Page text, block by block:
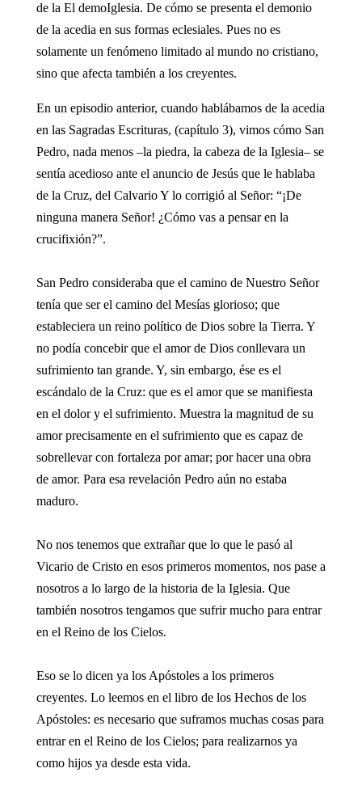
de la El demoIglesia. De cómo se presenta el demonio
de la acedia en sus formas eclesiales. Pues no es
solamente un fenómeno limitado al mundo no cristiano,
sino que afecta también a los creyentes.
En un episodio anterior, cuando hablábamos de la acedia
en las Sagradas Escrituras, (capítulo 3), vimos cómo San
Pedro, nada menos –la piedra, la cabeza de la Iglesia– se
sentía acedioso ante el anuncio de Jesús que le hablaba
de la Cruz, del Calvario Y lo corrigió al Señor: “¡De
ninguna manera Señor! ¿Cómo vas a pensar en la
crucifixión?”.
San Pedro consideraba que el camino de Nuestro Señor
tenía que ser el camino del Mesías glorioso; que
estableciera un reino político de Dios sobre la Tierra. Y
no podía concebir que el amor de Dios conllevara un
sufrimiento tan grande. Y, sin embargo, ése es el
escándalo de la Cruz: que es el amor que se manifiesta
en el dolor y el sufrimiento. Muestra la magnitud de su
amor precisamente en el sufrimiento que es capaz de
sobrellevar con fortaleza por amar; por hacer una obra
de amor. Para esa revelación Pedro aún no estaba
maduro.
No nos tenemos que extrañar que lo que le pasó al
Vicario de Cristo en esos primeros momentos, nos pase a
nosotros a lo largo de la historia de la Iglesia. Que
también nosotros tengamos que sufrir mucho para entrar
en el Reino de los Cielos.
Eso se lo dicen ya los Apóstoles a los primeros
creyentes. Lo leemos en el libro de los Hechos de los
Apóstoles: es necesario que suframos muchas cosas para
entrar en el Reino de los Cielos; para realizarnos ya
como hijos ya desde esta vida.